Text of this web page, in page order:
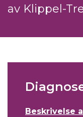
av Klippel-
Beskrivelse